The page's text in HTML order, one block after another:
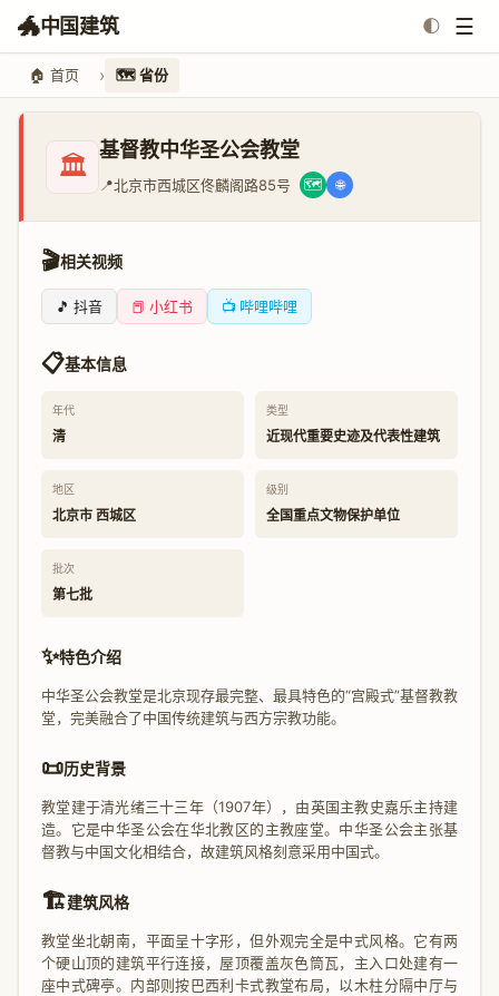
🐲中国建筑 🌓 ☰
🏠 首页 🗺️ 省份
🏛️ 基督教中华圣公会教堂
📍北京市西城区佟麟阁路85号 🗺️ 🌐
🎬相关视频
🎵 抖音 📕 小红书 📺 哔哩哔哩
📋基本信息
年代
清
类型
近现代重要史迹及代表性建筑
地区
北京市 西城区
级别
全国重点文物保护单位
批次
第七批
✨特色介绍
中华圣公会教堂是北京现存最完整、最具特色的“宫殿式”基督教教
堂，完美融合了中国传统建筑与西方宗教功能。
📜历史背景
教堂建于清光绪三十三年（1907年），由英国主教史嘉乐主持建
造。它是中华圣公会在华北教区的主教座堂。中华圣公会主张基
督教与中国文化相结合，故建筑风格刻意采用中国式。
🏗️建筑风格
教堂坐北朝南，平面呈十字形，但外观完全是中式风格。它有两
个硬山顶的建筑平行连接，屋顶覆盖灰色筒瓦，主入口处建有一
座中式碑亭。内部则按巴西利卡式教堂布局，以木柱分隔中厅与